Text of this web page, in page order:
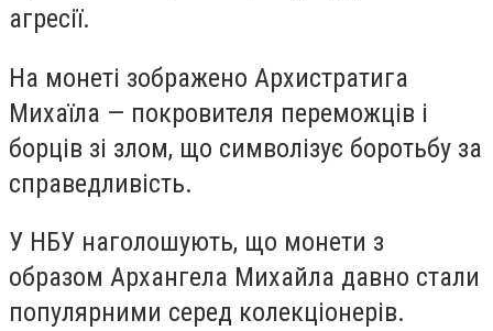
агресії.
На монеті зображено Архистратига
Михаїла — покровителя переможців і
борців зі злом, що символізує боротьбу за
справедливість.
У НБУ наголошують, що монети з
образом Архангела Михайла давно стали
популярними серед колекціонерів.